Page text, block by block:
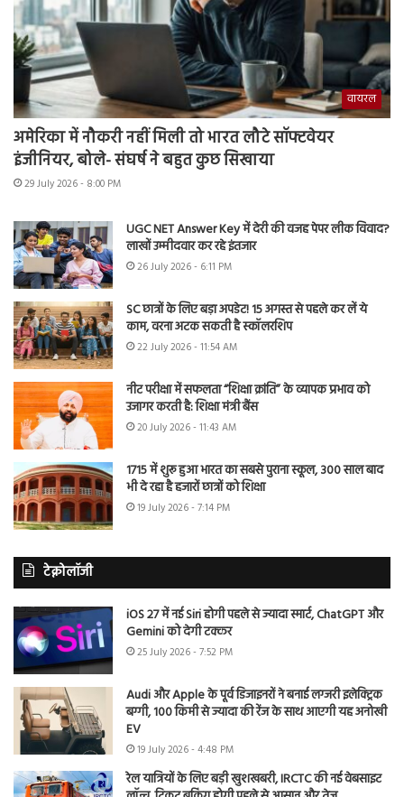
वायरल
अमेरिका में नौकरी नहीं मिली तो भारत लौटे सॉफ्टवेयर
इंजीनियर, बोले- संघर्ष ने बहुत कुछ सिखाया
29 July 2026 - 8:00 PM
UGC NET Answer Key में देरी की वजह पेपर लीक विवाद?
लाखों उम्मीदवार कर रहे इंतजार
26 July 2026 - 6:11 PM
SC छात्रों के लिए बड़ा अपडेट! 15 अगस्त से पहले कर लें ये
काम, वरना अटक सकती है स्कॉलरशिप
22 July 2026 - 11:54 AM
नीट परीक्षा में सफलता “शिक्षा क्रांति” के व्यापक प्रभाव को
उजागर करती है: शिक्षा मंत्री बैंस
20 July 2026 - 11:43 AM
1715 में शुरू हुआ भारत का सबसे पुराना स्कूल, 300 साल बाद
भी दे रहा है हजारों छात्रों को शिक्षा
19 July 2026 - 7:14 PM
टेक्नोलॉजी
iOS 27 में नई Siri होगी पहले से ज्यादा स्मार्ट, ChatGPT और
Gemini को देगी टक्कर
25 July 2026 - 7:52 PM
Audi और Apple के पूर्व डिजाइनरों ने बनाई लग्जरी इलेक्ट्रिक
बग्गी, 100 किमी से ज्यादा की रेंज के साथ आएगी यह अनोखी
EV
19 July 2026 - 4:48 PM
रेल यात्रियों के लिए बड़ी खुशखबरी, IRCTC की नई वेबसाइट